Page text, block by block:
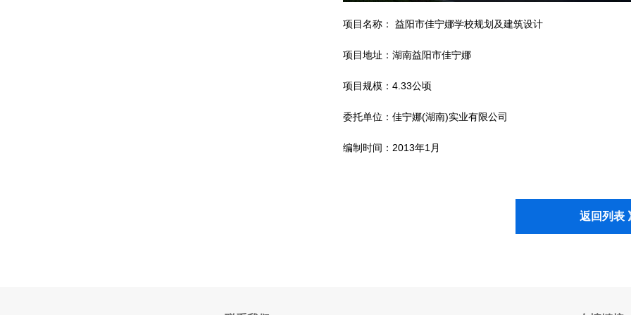
项目名称： 益阳市佳宁娜学校规划及建筑设计
项目地址：湖南益阳市佳宁娜
项目规模：4.33公顷
委托单位：佳宁娜(湖南)实业有限公司
编制时间：2013年1月
返回列表